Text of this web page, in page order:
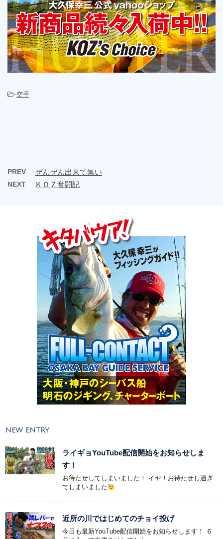
-空手
PREV ぜんぜん出来て無い
NEXT ＫＯＺ奮闘記
NEW ENTRY
ライギョYouTube配信開始をお知らせしま
す！
お待たせしてしまいました！ イヤ！お待たせし過ぎ
てしまいました
...
近所の川ではじめてのチョイ投げ
今日も最新YouTube配信開始をお知らせします！ ６